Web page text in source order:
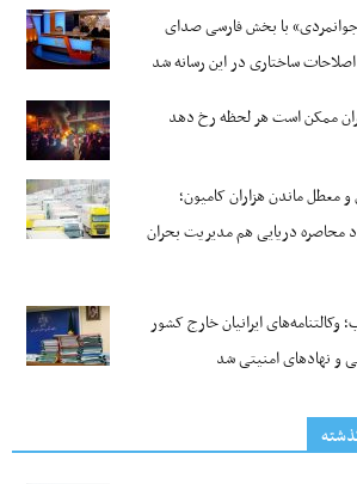
با بخش فارسی صدای
ساختاری در این رسانه شد
ممکن است هر لحظه رخ دهد
معطل ماندن هزاران کامیون؛
محاصره دریایی هم مدیریت بحران
ایرانیان خارج کشور
و نهادهای امنیتی شد